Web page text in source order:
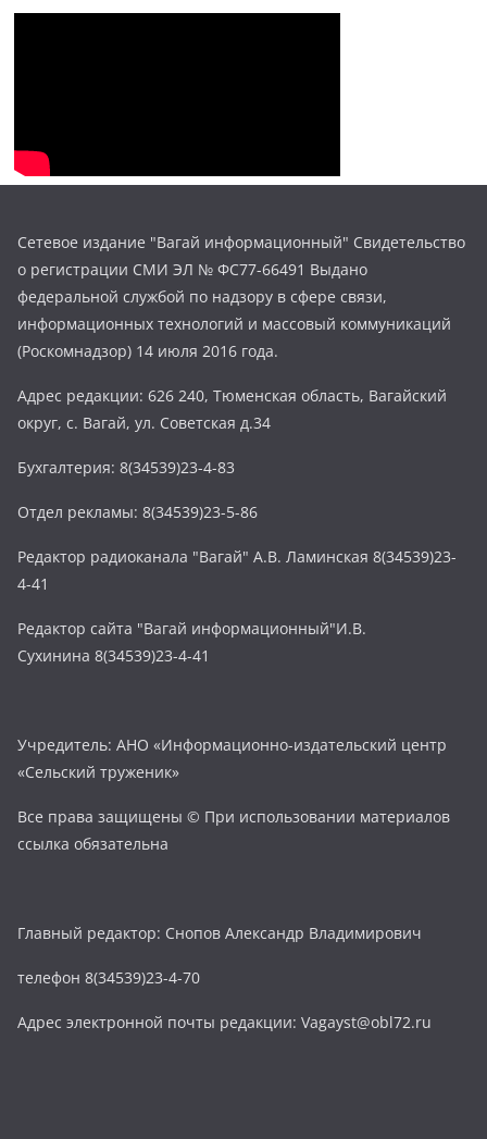
Сетевое издание "Вагай информационный" Свидетельство
о регистрации СМИ ЭЛ № ФС77-66491 Выдано
федеральной службой по надзору в сфере связи,
информационных технологий и массовый коммуникаций
(Роскомнадзор) 14 июля 2016 года.
Адрес редакции: 626 240, Тюменская область, Вагайский
округ, с. Вагай, ул. Советская д.34
Бухгалтерия: 8(34539)23-4-83
Отдел рекламы: 8(34539)23-5-86
Редактор радиоканала "Вагай" А.В. Ламинская 8(34539)23-
4-41
Редактор сайта "Вагай информационный"И.В.
Сухинина 8(34539)23-4-41
Учредитель: АНО «Информационно-издательский центр
«Сельский труженик»
Все права защищены © При использовании материалов
ссылка обязательна
Главный редактор: Снопов Александр Владимирович
телефон 8(34539)23-4-70
Адрес электронной почты редакции: Vagayst@obl72.ru